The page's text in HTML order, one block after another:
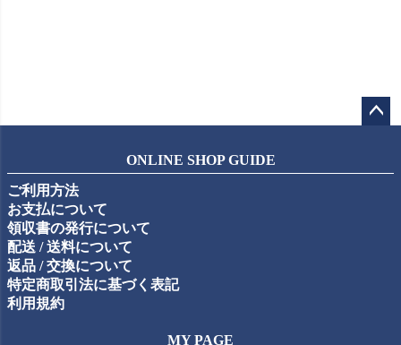
ップ
ONLINE SHOP GUIDE
ご利用方法
お支払について
領収書の発行について
配送 / 送料について
返品 / 交換について
特定商取引法に基づく表記
利用規約
MY PAGE